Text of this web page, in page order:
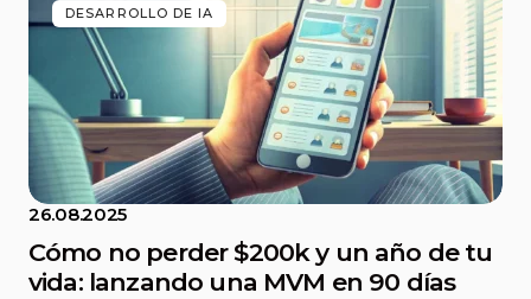
DESARROLLO DE IA
26.08.2025
Cómo no perder $200k y un año de tu
vida: lanzando una MVM en 90 días